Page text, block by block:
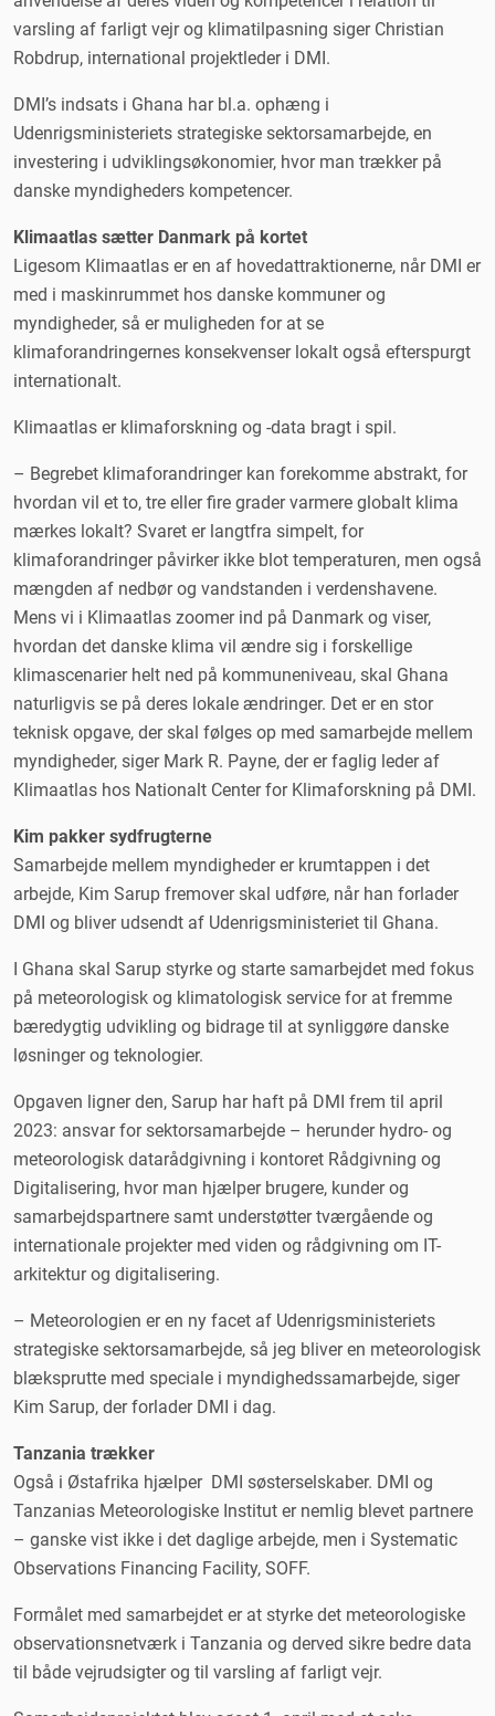
varsling af farligt vejr og klimatilpasning siger Christian
Robdrup, international projektleder i DMI.
DMI’s indsats i Ghana har bl.a. ophæng i
Udenrigsministeriets strategiske sektorsamarbejde, en
investering i udviklingsøkonomier, hvor man trækker på
danske myndigheders kompetencer.
Klimaatlas sætter Danmark på kortet
Ligesom Klimaatlas er en af hovedattraktionerne, når DMI er
med i maskinrummet hos danske kommuner og
myndigheder, så er muligheden for at se
klimaforandringernes konsekvenser lokalt også efterspurgt
internationalt.
Klimaatlas er klimaforskning og -data bragt i spil.
– Begrebet klimaforandringer kan forekomme abstrakt, for
hvordan vil et to, tre eller fire grader varmere globalt klima
mærkes lokalt? Svaret er langtfra simpelt, for
klimaforandringer påvirker ikke blot temperaturen, men også
mængden af nedbør og vandstanden i verdenshavene.
Mens vi i Klimaatlas zoomer ind på Danmark og viser,
hvordan det danske klima vil ændre sig i forskellige
klimascenarier helt ned på kommuneniveau, skal Ghana
naturligvis se på deres lokale ændringer. Det er en stor
teknisk opgave, der skal følges op med samarbejde mellem
myndigheder, siger Mark R. Payne, der er faglig leder af
Klimaatlas hos Nationalt Center for Klimaforskning på DMI.
Kim pakker sydfrugterne
Samarbejde mellem myndigheder er krumtappen i det
arbejde, Kim Sarup fremover skal udføre, når han forlader
DMI og bliver udsendt af Udenrigsministeriet til Ghana.
I Ghana skal Sarup styrke og starte samarbejdet med fokus
på meteorologisk og klimatologisk service for at fremme
bæredygtig udvikling og bidrage til at synliggøre danske
løsninger og teknologier.
Opgaven ligner den, Sarup har haft på DMI frem til april
2023: ansvar for sektorsamarbejde – herunder hydro- og
meteorologisk datarådgivning i kontoret Rådgivning og
Digitalisering, hvor man hjælper brugere, kunder og
samarbejdspartnere samt understøtter tværgående og
internationale projekter med viden og rådgivning om IT-
arkitektur og digitalisering.
– Meteorologien er en ny facet af Udenrigsministeriets
strategiske sektorsamarbejde, så jeg bliver en meteorologisk
blæksprutte med speciale i myndighedssamarbejde, siger
Kim Sarup, der forlader DMI i dag.
Tanzania trækker
Også i Østafrika hjælper DMI søsterselskaber. DMI og
Tanzanias Meteorologiske Institut er nemlig blevet partnere
– ganske vist ikke i det daglige arbejde, men i Systematic
Observations Financing Facility, SOFF.
Formålet med samarbejdet er at styrke det meteorologiske
observationsnetværk i Tanzania og derved sikre bedre data
til både vejrudsigter og til varsling af farligt vejr.